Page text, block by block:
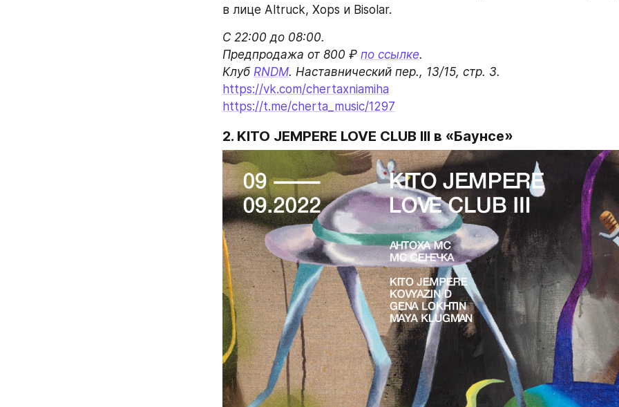
в лице Altruck, Xops и Bisolar.
С 22:00 до 08:00.
Предпродажа от 800 ₽ по ссылке.
Клуб RNDM
https://vk.com/chertaxniamiha
https://t.me/cherta_music/1297
2. KITO JEMPERE LOVE CLUB III в «Баунсе»